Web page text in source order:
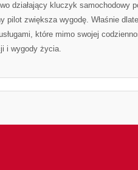
działający kluczyk samochodowy
pilot zwiększa wygodę. Właśnie
które mimo swojej
i wygody życia.